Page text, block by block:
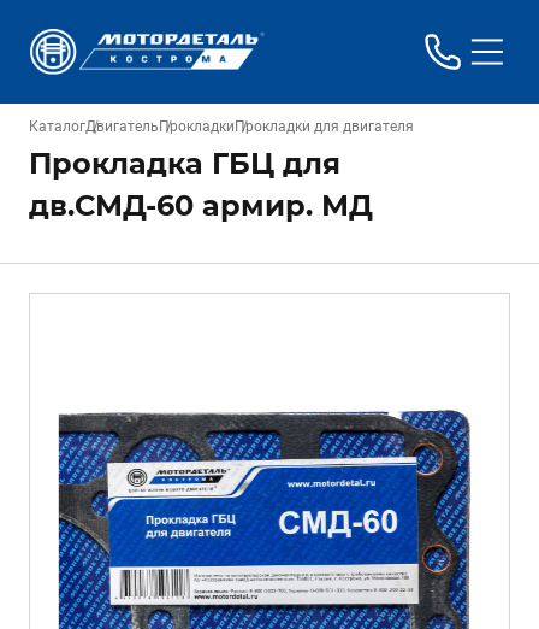
КаталогДвигатель Прокладки Прокладки для двигателя
Прокладка ГБЦ для
дв.СМД-60 армир. МД